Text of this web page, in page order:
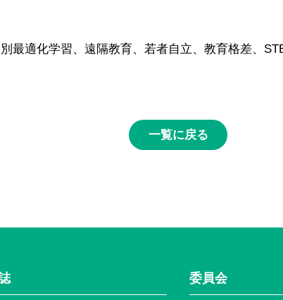
最適化学習、遠隔教育、若者自立、教育格差、
一覧に戻る
委員会